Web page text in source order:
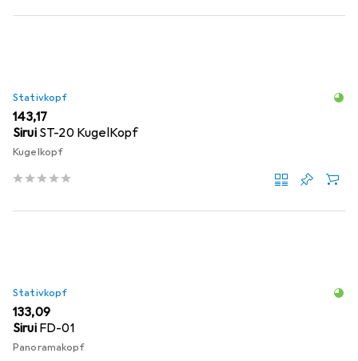
Stativkopf
EUR
143,17
Sirui ST-20 KugelKopf
Kugelkopf
Stativkopf
EUR
133,09
Sirui FD-01
Panoramakopf